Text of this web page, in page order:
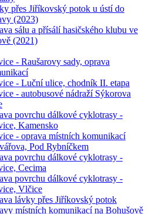
přes Jiříkovský potok u ústí do
(2023)
sálu a přísálí hasičského klubu ve
(2021)
- Raušarovy sady, oprava
- Luční ulice, chodník II. etapa
- autobusové nádraží Sýkorova
povrchu dálkové cyklotrasy -
Kamensko
- oprava místních komunikací
Pod Rybníčkem
povrchu dálkové cyklotrasy -
Cecima
povrchu dálkové cyklotrasy -
Vlčice
lávky přes Jiříkovský potok
místních komunikací na Bohušově